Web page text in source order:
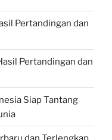
Pertandingan dan
Pertandingan dan
Siap Tantang